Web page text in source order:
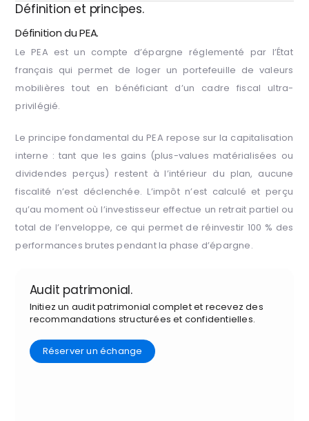
Définition et principes.
Définition du PEA.
Le PEA est un compte d’épargne réglementé par l’État
français qui permet de loger un portefeuille de valeurs
mobilières tout en bénéficiant d’un cadre fiscal ultra-
privilégié.
Le principe fondamental du PEA repose sur la capitalisation
interne : tant que les gains (plus-values matérialisées ou
dividendes perçus) restent à l’intérieur du plan, aucune
fiscalité n’est déclenchée. L’impôt n’est calculé et perçu
qu’au moment où l’investisseur effectue un retrait partiel ou
total de l’enveloppe, ce qui permet de réinvestir 100 % des
performances brutes pendant la phase d’épargne.
Audit patrimonial.
Initiez un audit patrimonial complet et recevez des
recommandations structurées et confidentielles.
Réserver un échange